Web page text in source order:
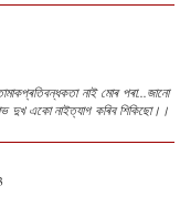
নাই মোৰ পৰা...জানো
দুখ একো নাইত্যাগ কৰিব শিকিছো।।